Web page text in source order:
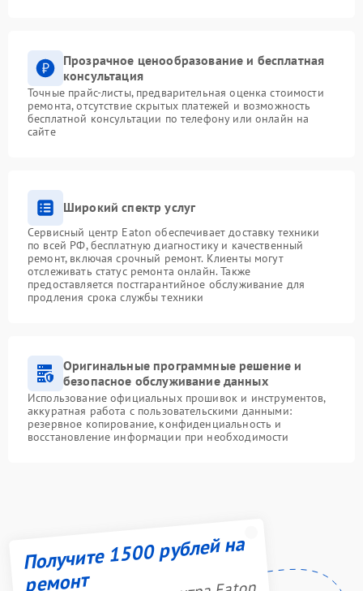
Прозрачное ценообразование и бесплатная
консультация
Точные прайс-листы, предварительная оценка стоимости
ремонта, отсутствие скрытых платежей и возможность
бесплатной консультации по телефону или онлайн на
сайте
Широкий спектр услуг
Сервисный центр Eaton обеспечивает доставку техники
по всей РФ, бесплатную диагностику и качественный
ремонт, включая срочный ремонт. Клиенты могут
отслеживать статус ремонта онлайн. Также
предоставляется постгарантийное обслуживание для
продления срока службы техники
Оригинальные программные решение и
безопасное обслуживание данных
Использование официальных прошивок и инструментов,
аккуратная работа с пользовательскими данными:
резервное копирование, конфиденциальность и
восстановление информации при необходимости
Получите 1500 рублей на
ремонт